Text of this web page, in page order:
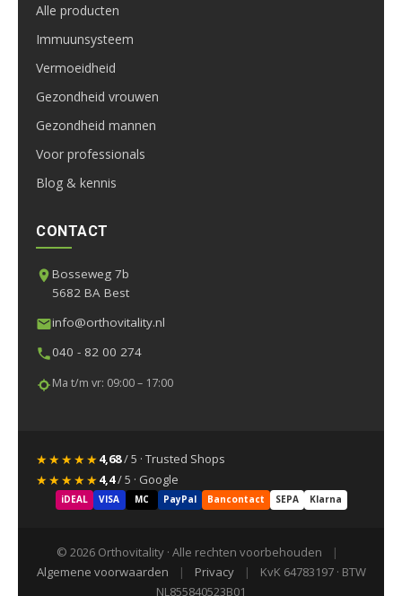
Alle producten
Immuunsysteem
Vermoeidheid
Gezondheid vrouwen
Gezondheid mannen
Voor professionals
Blog & kennis
CONTACT
Bosseweg 7b
5682 BA Best
info@orthovitality.nl
040 - 82 00 274
Ma t/m vr: 09:00 – 17:00
★★★★★4,68/ 5 · Trusted Shops
★★★★★4,4/ 5 · Google
iDEAL VISA MC PayPal Bancontact SEPA Klarna
© 2026 Orthovitality · Alle rechten voorbehouden
|
Algemene voorwaarden
| Privacy |
KvK 64783197 · BTW
NL855840523B01